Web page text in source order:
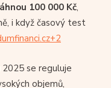
100 000 Kč,
i když časový test
2025 se reguluje
objemů,